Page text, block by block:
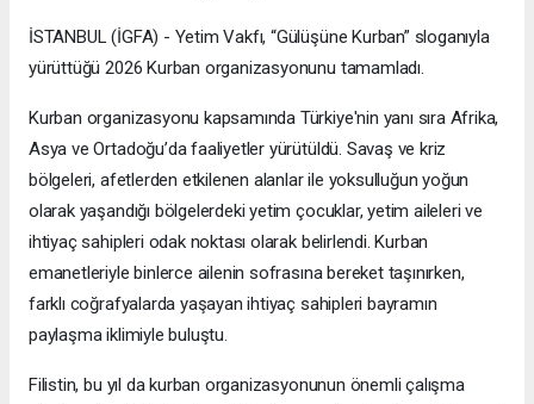
İSTANBUL (İGFA) - Yetim Vakfı, “Gülüşüne Kurban” sloganıyla
yürüttüğü 2026 Kurban organizasyonunu tamamladı.
Kurban organizasyonu kapsamında Türkiye'nin yanı sıra Afrika,
Asya ve Ortadoğu’da faaliyetler yürütüldü. Savaş ve kriz
bölgeleri, afetlerden etkilenen alanlar ile yoksulluğun yoğun
olarak yaşandığı bölgelerdeki yetim çocuklar, yetim aileleri ve
ihtiyaç sahipleri odak noktası olarak belirlendi. Kurban
emanetleriyle binlerce ailenin sofrasına bereket taşınırken,
farklı coğrafyalarda yaşayan ihtiyaç sahipleri bayramın
paylaşma iklimiyle buluştu.
Filistin, bu yıl da kurban organizasyonunun önemli çalışma